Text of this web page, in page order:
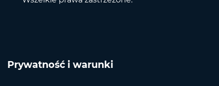
Prywatność i warunki